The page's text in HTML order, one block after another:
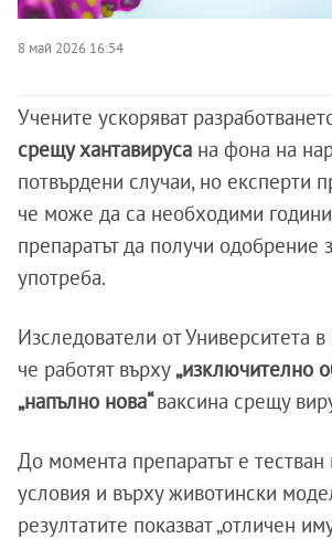
8 май 2026 16:54
Учените ускоряват
срещу хантавируса на фона на
потвърдени случаи, но експерти
че може да са необходими
препаратът да получи одобрение
употреба.
Изследователи от Университета в
че работят върху„изключително
„напълно нова“ваксина срещу
До момента препаратът е тестван
условия и върху животински
резултатите показват „отличен